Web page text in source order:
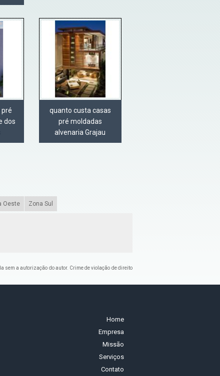
dos
quanto custa casas
pré moldadas
alvenaria Grajau
Oeste Zona Sul
sem a autorização do autor. Crime de violação de direito
Home
Empresa
Missão
Serviços
Contato